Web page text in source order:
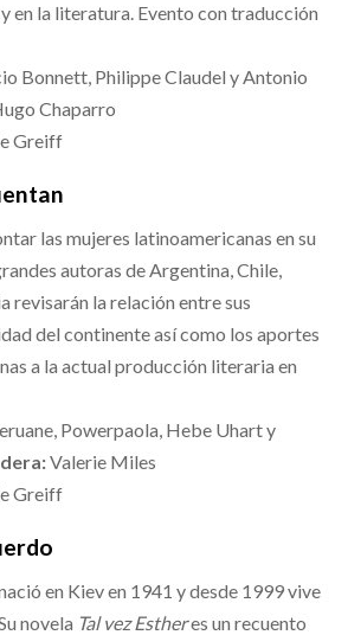
en la literatura. Evento con traducción
Bonnett, Philippe Claudel y Antonio
Chaparro
Greiff
las mujeres latinoamericanas en su
autoras de Argentina, Chile,
revisarán la relación entre sus
del continente así como los aportes
a la actual producción literaria en
Powerpaola, Hebe Uhart y
Valerie Miles
Greiff
en Kiev en 1941 y desde 1999 vive
novela Tal vez Estheres un recuento